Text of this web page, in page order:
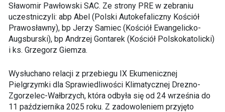
Sławomir Pawłowski SAC. Ze strony PRE w zebraniu
uczestniczyli: abp Abel (Polski Autokefaliczny Kościół
Prawosławny), bp Jerzy Samiec (Kościół Ewangelicko-
Augsburski), bp Andrzej Gontarek (Kościół Polskokatolicki)
i ks. Grzegorz Giemza.
Wysłuchano relacji z przebiegu IX Ekumenicznej
Pielgrzymki dla Sprawiedliwości Klimatycznej Drezno-
Zgorzelec-Wałbrzych, która odbyła się od 24 września do
11 października 2025 roku. Z zadowoleniem przyjęto